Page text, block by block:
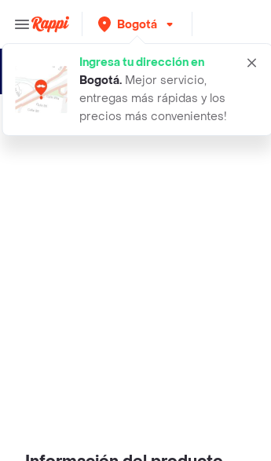
Bogotá
Ingresa tu dirección en
Bogotá. Mejor servicio,
entregas más rápidas y los
precios más convenientes!
abrigo uriel gris oscuro vigore tal